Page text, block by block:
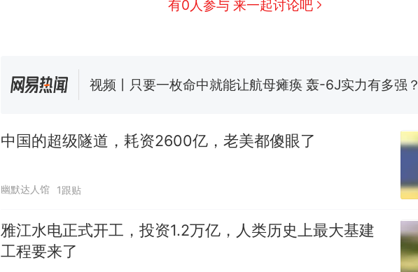
有0人参与 来一起讨论吧
空调24小时开着反而更省电？电力部门回应
招聘，成立调查组全面核查
中国的超级隧道，耗资2600亿，老美都傻眼了
幽默达人馆 1跟贴
雅江水电正式开工，投资1.2万亿，人类历史上最大基建
工程要来了